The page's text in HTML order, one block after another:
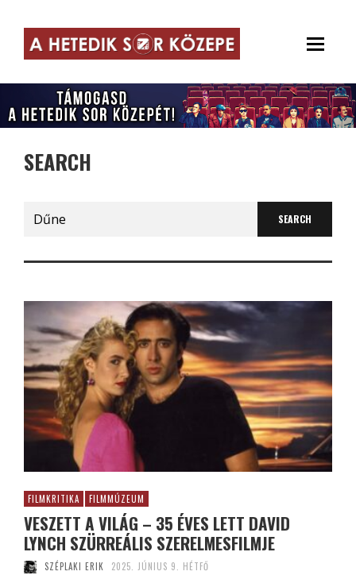
SEARCH
Search
for:
FILMKRITIKA FILMMÚZEUM
VESZETT A VILÁG – 35 ÉVES LETT DAVID
LYNCH SZÜRREÁLIS SZERELMESFILMJE
SZÉPLAKI ERIK 2025. JÚNIUS 9. HÉTFŐ